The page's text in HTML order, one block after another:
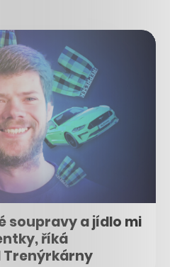
soupravy a jídlo mi
říká
Trenýrkárny